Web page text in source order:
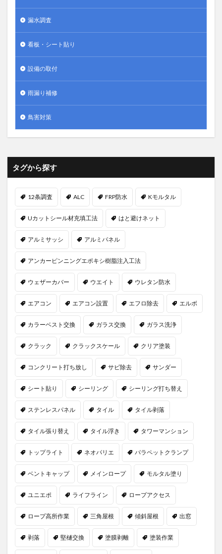
漏水調査
看板・シート貼り
設備の取付
雨漏り補修
鳥害対策
タグから探す
12条調査 ALC FRP防水 Kモルタル
Uカットシール材充填工法 はと避けネット
アルミサッシ アルミパネル
アンカーピンニングエポキシ樹脂注入工法
ウェザーカバー ウエイト ウレタン防水
エアコン エアコン設置 エフロ除去 エルボ
カラーベスト交換 ガラス交換 ガラス洗浄
クラック クラックスケール クリア塗装
コンクリート打ち放し サビ除去 サンダー
シート貼り シーリング シーリング打ち替え
ステンレスパネル タイル タイル剥落
タイル張り替え タイル浮き タワーマンション
トップライト ネオパリエ パラペットクランプ
ベントキャップ メインロープ モルタル塗り
ユニエポ ライフライン ロープアクセス
ロープ高所作業 三角屋根 傾斜屋根 出窓
剥落 堅樋交換 塗膜剥離 塗装作業